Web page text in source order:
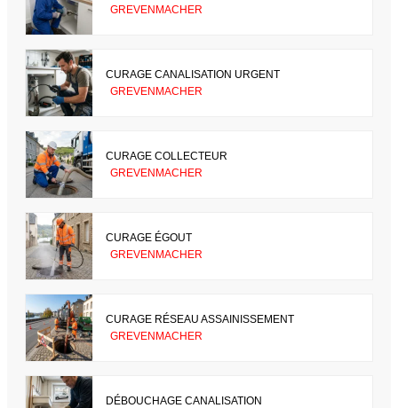
GREVENMACHER
CURAGE CANALISATION URGENT
GREVENMACHER
CURAGE COLLECTEUR
GREVENMACHER
CURAGE ÉGOUT
GREVENMACHER
CURAGE RÉSEAU ASSAINISSEMENT
GREVENMACHER
DÉBOUCHAGE CANALISATION